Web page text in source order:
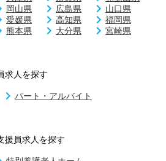
岡山県 広島県
山口県
愛媛県 高知県
福岡県
熊本県 大分県
宮崎県
求人を探す
パート・アルバイト
援員求人を探す